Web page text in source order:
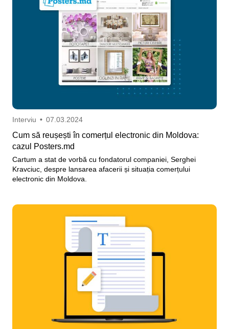
Interviu • 07.03.2024
Cum să reușești în comerțul electronic din Moldova:
cazul Posters.md
Cartum a stat de vorbă cu fondatorul companiei, Serghei
Kravciuc, despre lansarea afacerii și situația comerțului
electronic din Moldova.